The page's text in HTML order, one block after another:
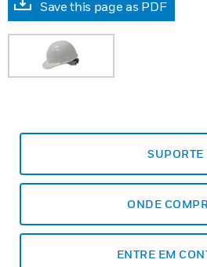
Save this page as PDF
SUPORTE
ONDE
ENTRE EM